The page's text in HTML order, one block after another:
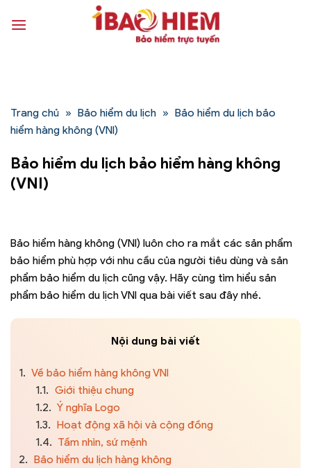
qua
Trang chủ » Bảo hiểm du lịch » Bảo hiểm du lịch bảo
hiểm hàng không (VNI)
Bảo hiểm du lịch bảo hiểm hàng không
(VNI)
Bảo hiểm hàng không (VNI) luôn cho ra mắt các sản phẩm
bảo hiểm phù hợp với nhu cầu của người tiêu dùng và sản
phẩm bảo hiểm du lịch cũng vậy. Hãy cùng tìm hiểu sản
phẩm bảo hiểm du lịch VNI qua bài viết sau đây nhé.
Nội dung bài viết
1. Về bảo hiểm hàng không VNI
1.1. Giới thiệu chung
1.2. Ý nghĩa Logo
1.3. Hoạt động xã hội và cộng đồng
1.4. Tầm nhìn, sứ mệnh
2. Bảo hiểm du lịch hàng không